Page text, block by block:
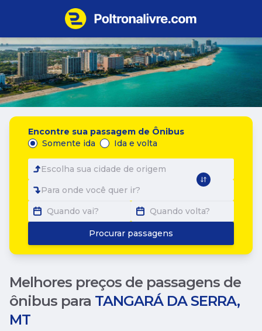
Encontre sua passagem de Ônibus
Somente ida
Ida e volta
Escolha sua cidade de origem
Para onde você quer ir?
Quando vai?
Quando volta?
Procurar passagens
Melhores preços de passagens de
ônibus para TANGARÁ DA SERRA,
MT